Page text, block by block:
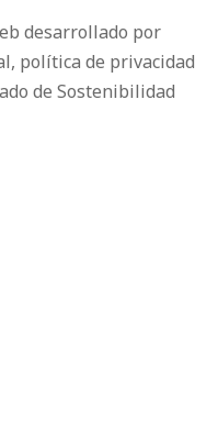
desarrollado por
política de privacidad
de Sostenibilidad